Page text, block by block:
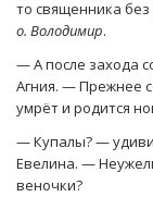
то священника без
о. Володимир.
— А после захода
Агния. — Прежнее
умрёт и родится
— Купалы? —
Евелина. —
веночки?